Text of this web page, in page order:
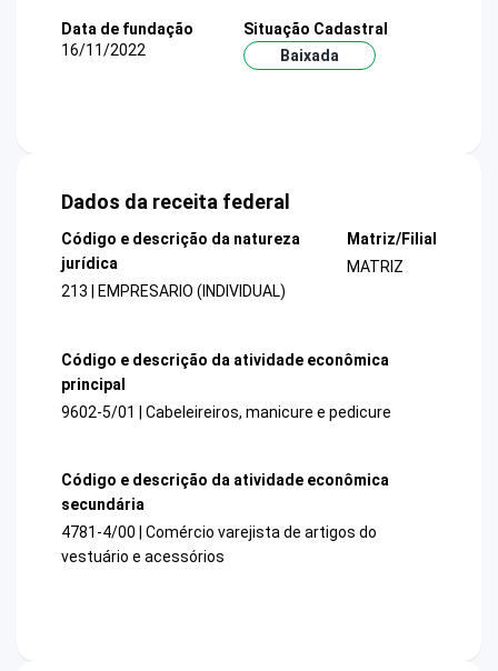
Data de fundação
16/11/2022
Situação Cadastral
Baixada
Dados da receita federal
Código e descrição da natureza
jurídica
213 | EMPRESARIO (INDIVIDUAL)
Matriz/Filial
MATRIZ
Código e descrição da atividade econômica
principal
9602-5/01 | Cabeleireiros, manicure e pedicure
Código e descrição da atividade econômica
secundária
4781-4/00 | Comércio varejista de artigos do
vestuário e acessórios